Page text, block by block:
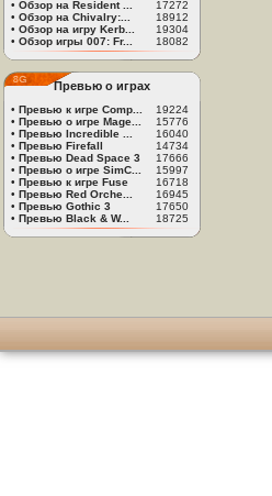
• Обзор на Resident ...
17272
• Обзор на Chivalry:...
18912
• Обзор на игру Kerb...
19304
• Обзор игры 007: Fr... 18082
Превью о играх
• Превью к игре Comp...
19224
• Превью о игре Mage...
15776
• Превью Incredible ...
16040
• Превью Firefall
14734
• Превью Dead Space 3
17666
• Превью о игре SimC...
15997
• Превью к игре Fuse
16718
• Превью Red Orche...
16945
• Превью Gothic 3
17650
• Превью Black & W... 18725